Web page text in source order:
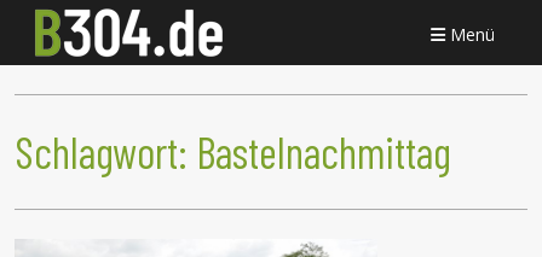
Menü
Schlagwort: Bastelnachmittag